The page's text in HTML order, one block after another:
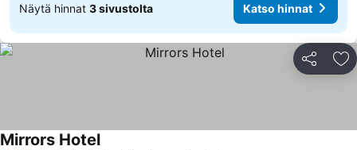
Näytä hinnat 3 sivustolta Katso hinnat
Jaa
Mirrors Hotel